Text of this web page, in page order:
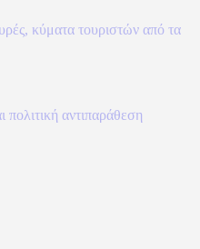
κύματα τουριστών από τα
πολιτική αντιπαράθεση